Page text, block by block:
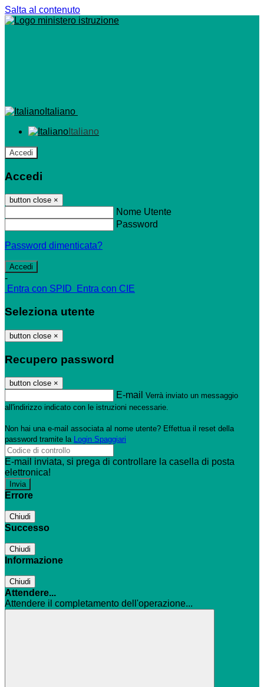
Salta al contenuto
Italiano
Italiano
Accedi
Accedi
button close ×
Nome Utente
Password
Password dimenticata?
-
Entra con SPID
Entra con CIE
Seleziona utente
button close ×
Recupero password
button close ×
E-mail Verrà inviato un messaggio
all'indirizzo indicato con le istruzioni necessarie.
Non hai una e-mail associata al nome utente? Effettua il reset della
password tramite la Login Spaggiari
E-mail inviata, si prega di controllare la casella di posta
elettronica!
Errore
Chiudi
Successo
Chiudi
Informazione
Chiudi
Attendere...
Attendere il completamento dell'operazione...